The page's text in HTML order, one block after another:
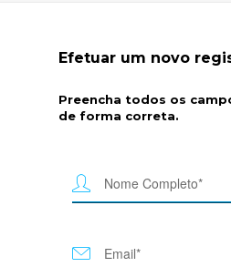
Efetuar um novo
Preencha todos os
de forma correta.